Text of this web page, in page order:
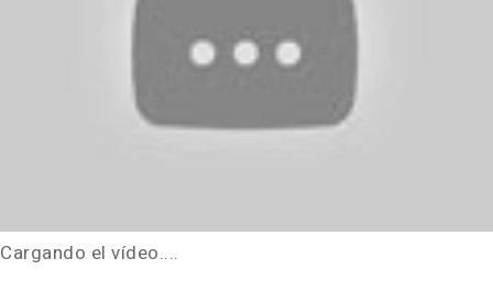
Cargando el vídeo....